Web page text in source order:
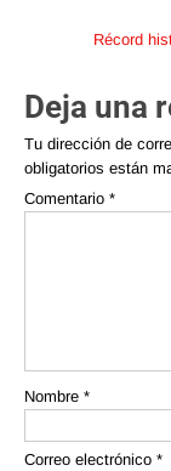
Récord
Deja una
Tu dirección de
obligatorios están
Comentario *
Nombre *
Correo electrónico *